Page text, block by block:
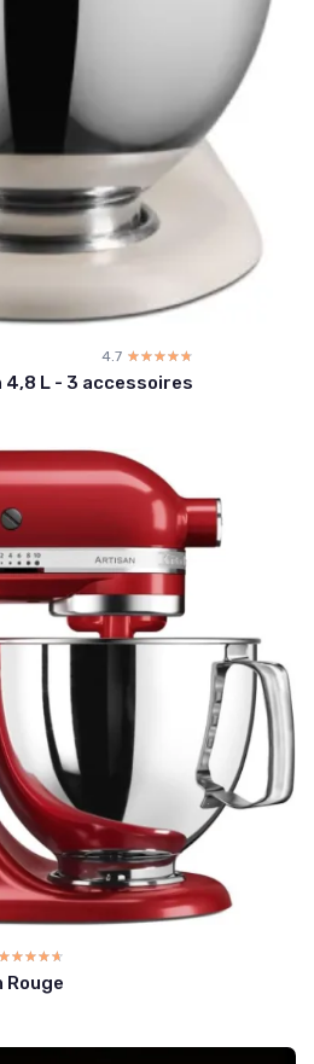
4.7 ☆☆☆☆☆
★★★★★
L - 3 accessoires
☆☆☆☆☆
★★★★★